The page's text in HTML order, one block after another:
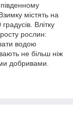
містять на
Влітку
рослин:
водою
не більш ніж
добривами.